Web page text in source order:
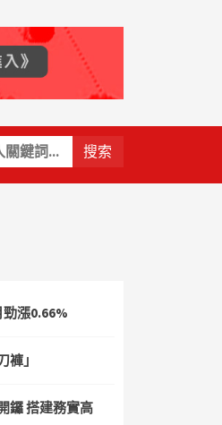
漲0.66%
」
鑼 搭建務實高